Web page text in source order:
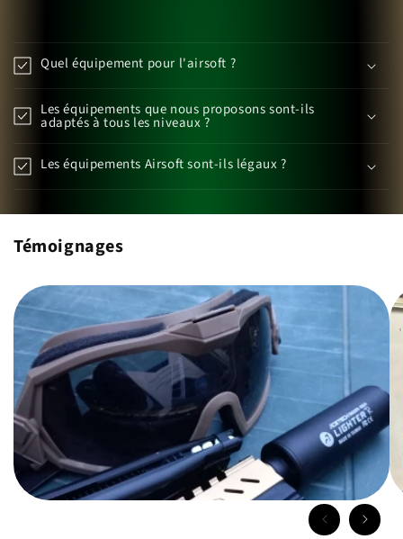
Quel équipement pour l'airsoft ?
Les équipements que nous proposons sont-ils
adaptés à tous les niveaux ?
Les équipements Airsoft sont-ils légaux ?
Témoignages